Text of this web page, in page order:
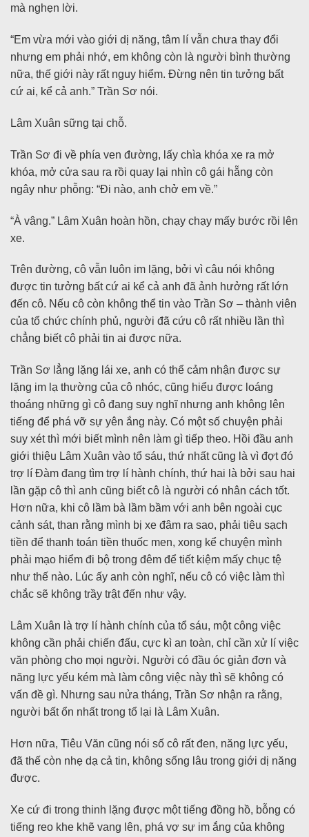
mà nghẹn lời.
“Em vừa mới vào giới dị năng, tâm lí vẫn chưa thay đổi
nhưng em phải nhớ, em không còn là người bình thường
nữa, thế giới này rất nguy hiểm. Đừng nên tin tưởng bất
cứ ai, kể cả anh.” Trần Sơ nói.
Lâm Xuân sững tại chỗ.
Trần Sơ đi về phía ven đường, lấy chìa khóa xe ra mở
khóa, mở cửa sau ra rồi quay lại nhìn cô gái hẵng còn
ngây như phỗng: “Đi nào, anh chở em về.”
“À vâng.” Lâm Xuân hoàn hồn, chạy chạy mấy bước rồi lên
xe.
Trên đường, cô vẫn luôn im lặng, bởi vì câu nói không
được tin tưởng bất cứ ai kể cả anh đã ảnh hưởng rất lớn
đến cô. Nếu cô còn không thể tin vào Trần Sơ – thành viên
của tổ chức chính phủ, người đã cứu cô rất nhiều lần thì
chẳng biết cô phải tin ai được nữa.
Trần Sơ lẳng lặng lái xe, anh có thể cảm nhận được sự
lặng im lạ thường của cô nhóc, cũng hiểu được loáng
thoáng những gì cô đang suy nghĩ nhưng anh không lên
tiếng để phá vỡ sự yên ắng này. Có một số chuyện phải
suy xét thì mới biết mình nên làm gì tiếp theo. Hồi đầu anh
giới thiệu Lâm Xuân vào tổ sáu, thứ nhất cũng là vì đợt đó
trợ lí Đàm đang tìm trợ lí hành chính, thứ hai là bởi sau hai
lần gặp cô thì anh cũng biết cô là người có nhân cách tốt.
Hơn nữa, khi cô lầm bà lầm bầm với anh bên ngoài cục
cảnh sát, than rằng mình bị xe đâm ra sao, phải tiêu sạch
tiền để thanh toán tiền thuốc men, xong kể chuyện mình
phải mạo hiểm đi bộ trong đêm để tiết kiệm mấy chục tệ
như thế nào. Lúc ấy anh còn nghĩ, nếu cô có việc làm thì
chắc sẽ không trầy trật đến như vậy.
Lâm Xuân là trợ lí hành chính của tổ sáu, một công việc
không cần phải chiến đấu, cực kì an toàn, chỉ cần xử lí việc
văn phòng cho mọi người. Người có đầu óc giản đơn và
năng lực yếu kém mà làm công việc này thì sẽ không có
vấn đề gì. Nhưng sau nửa tháng, Trần Sơ nhận ra rằng,
người bất ổn nhất trong tổ lại là Lâm Xuân.
Hơn nữa, Tiêu Văn cũng nói số cô rất đen, năng lực yếu,
đã thế còn nhẹ dạ cả tin, không sống lâu trong giới dị năng
được.
Xe cứ đi trong thinh lặng được một tiếng đồng hồ, bỗng có
tiếng reo khe khẽ vang lên, phá vợ sự im ắng của không